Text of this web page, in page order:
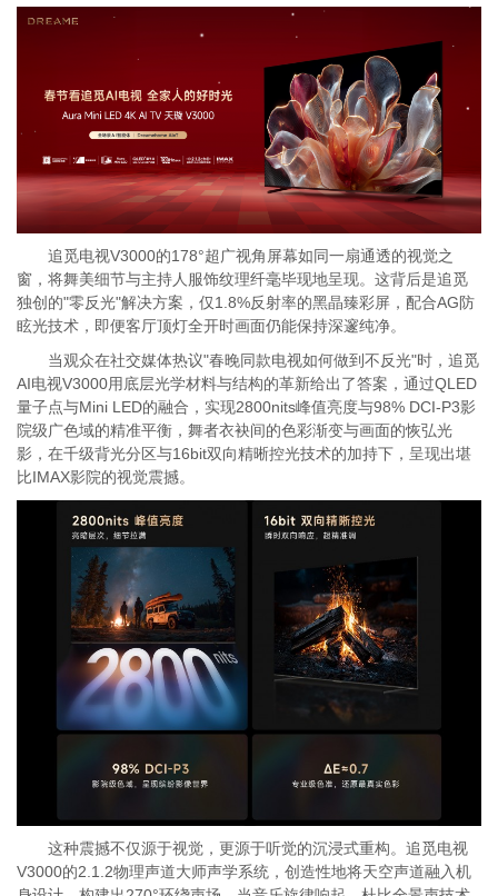
追觅电视V3000的178°超广视角屏幕如同一扇通透的视觉之
窗，将舞美细节与主持人服饰纹理纤毫毕现地呈现。这背后是追觅
独创的"零反光"解决方案，仅1.8%反射率的黑晶臻彩屏，配合AG防
眩光技术，即便客厅顶灯全开时画面仍能保持深邃纯净。
当观众在社交媒体热议"春晚同款电视如何做到不反光"时，追觅
AI电视V3000用底层光学材料与结构的革新给出了答案，通过QLED
量子点与Mini LED的融合，实现2800nits峰值亮度与98% DCI-P3影
院级广色域的精准平衡，舞者衣袂间的色彩渐变与画面的恢弘光
影，在千级背光分区与16bit双向精晰控光技术的加持下，呈现出堪
比IMAX影院的视觉震撼。
这种震撼不仅源于视觉，更源于听觉的沉浸式重构。追觅电视
V3000的2.1.2物理声道大师声学系统，创造性地将天空声道融入机